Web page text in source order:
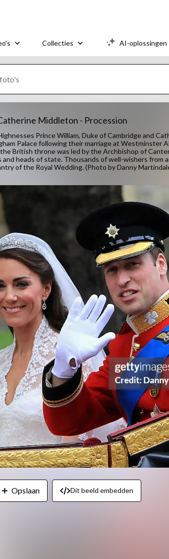
Collecties AI-oplossingen
Middleton - Procession
Prince William, Duke of Cambridge and
Palace following their marriage at Westminster
British throne was led by the Archbishop of
and heads of state. Thousands of well-wishers from
of the Royal Wedding. (Photo by Danny
Opslaan Dit beeld embedden